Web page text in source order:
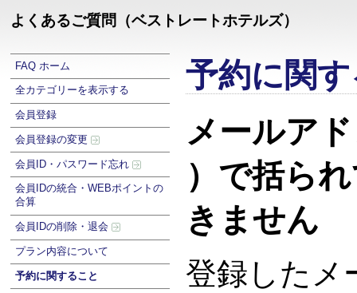
よくあるご質問（ベストレートホテルズ）
FAQ ホーム
全カテゴリーを表示する
会員登録
会員登録の変更
会員ID・パスワード忘れ
会員IDの統合・WEBポイントの
合算
会員IDの削除・退会
プラン内容について
予約に関すること
予約に関
メールア
）で括ら
きません
登録したメ